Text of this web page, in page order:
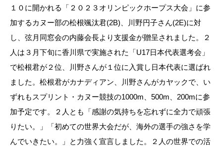
１０に開かれる「２０２３オリンピックホープス大会」に参
加するカヌー部の松根颯汰君(2B)、川野円子さん(2E)に対
し、弦月同窓会の内藤会長より支援金が贈呈されました。２
人は３月下旬に香川県で実施された「U17日本代表選考会」
で松根君が２位、川野さんが１位に入賞し日本代表に選ばれ
ました。松根君がカナディアン、川野さんがカヤックで、い
ずれもスプリント・カヌー競技の1000m、500m、200mに参
加予定です。２人とも「感謝の気持ちを忘れずに全力で頑張
りたい。」「初めての世界大会だが、海外の選手の強さを学
んでいきたい。」と力強く宣言しました。２人の世界での活